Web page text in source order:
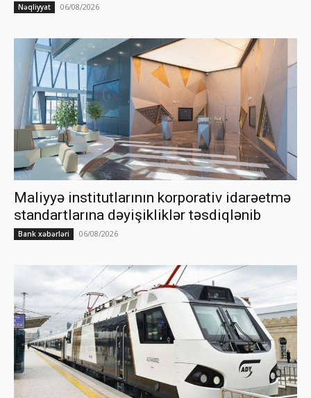
Nəqliyyat 06/08/2026
Maliyyə institutlarının korporativ idarəetmə
standartlarına dəyişikliklər təsdiqlənib
Bank xəbərləri 06/08/2026